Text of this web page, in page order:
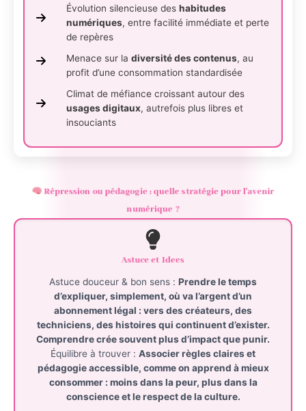
Évolution silencieuse deshabitudes
numériques, entre facilité immédiate et perte
de repères
Menace sur ladiversité des contenus, au
profit d’une consommation standardisée
Climat de méfiance croissant autour des
usages digitaux, autrefois plus libres et
insouciants
Répression ou pédagogie : quelle stratégie pour l’avenir
numérique ?
Astuce et Idees
Astuce douceur & bon sens : Prendre le temps
d’expliquer, simplement, où va l’argent d’un
abonnement légal : vers descréateurs, des
techniciens, des histoires qui continuent d’exister.
Comprendre crée souvent plus d’impact que punir.
Équilibre à trouver : Associerrègles claireset
pédagogie accessible, comme on apprend à mieux
consommer : moins dans la peur, plus dans la
conscience et le respect de la culture.